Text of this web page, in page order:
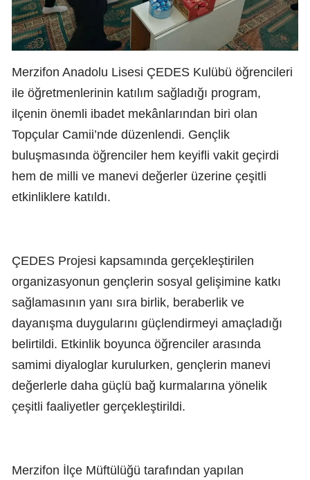
Merzifon Anadolu Lisesi ÇEDES Kulübü öğrencileri
ile öğretmenlerinin katılım sağladığı program,
ilçenin önemli ibadet mekânlarından biri olan
Topçular Camii’nde düzenlendi. Gençlik
buluşmasında öğrenciler hem keyifli vakit geçirdi
hem de milli ve manevi değerler üzerine çeşitli
etkinliklere katıldı.
ÇEDES Projesi kapsamında gerçekleştirilen
organizasyonun gençlerin sosyal gelişimine katkı
sağlamasının yanı sıra birlik, beraberlik ve
dayanışma duygularını güçlendirmeyi amaçladığı
belirtildi. Etkinlik boyunca öğrenciler arasında
samimi diyaloglar kurulurken, gençlerin manevi
değerlerle daha güçlü bağ kurmalarına yönelik
çeşitli faaliyetler gerçekleştirildi.
Merzifon İlçe Müftülüğü tarafından yapılan